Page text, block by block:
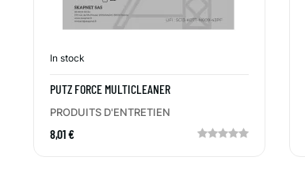
In stock
PUTZ FORCE MULTICLEANER
PRODUITS D'ENTRETIEN
8,01 €